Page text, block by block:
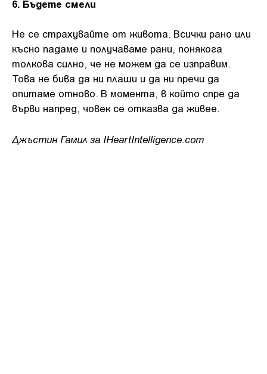
6. Бъдете смели
Не се страхувайте от живота. Всички рано или
късно падаме и получаваме рани, понякога
толкова силно, че не можем да се изправим.
Това не бива да ни плаши и да ни пречи да
опитаме отново. В момента, в който спре да
върви напред, човек се отказва да живее.
Джъстин Гамил за IHeartIntelligence.com